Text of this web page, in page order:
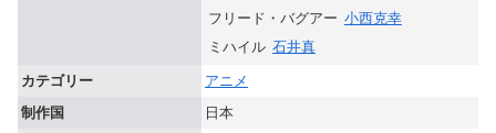
フリード・バグアー 小西克幸
ミハイル 石井真
カテゴリー
アニメ
制作国
日本